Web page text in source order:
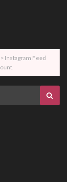
Instagram Feed